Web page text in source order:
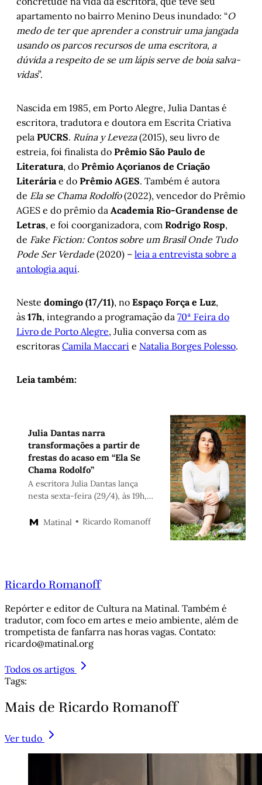
apartamento no bairro Menino Deus inundado: “O
medo de ter que aprender a construir uma jangada
usando os parcos recursos de uma escritora, a
dúvida a respeito de se um lápis serve de boia salva-
vidas”.
Nascida em 1985, em Porto Alegre, Julia Dantas é
escritora, tradutora e doutora em Escrita Criativa
pela PUCRS. Ruína y Leveza(2015), seu livro de
estreia, foi finalista do Prêmio São Paulo de
Literatura, do Prêmio Açorianos de Criação
Literáriae do Prêmio AGES. Também é autora
de Ela se Chama Rodolfo(2022), vencedor do Prêmio
AGES e do prêmio da Academia Rio-Grandense de
Letras, e foi coorganizadora, com Rodrigo Rosp,
de Fake Fiction: Contos sobre um Brasil Onde Tudo
Pode Ser Verdade(2020) – leia a entrevista sobre a
antologia aqui.
Neste domingo (17/11), no Espaço Força e Luz,
às 17h, integrando a programação da 70ª Feira do
Livro de Porto Alegre, Julia conversa com as
escritoras Camila Maccari e Natalia Borges Polesso.
Leia também:
Julia Dantas narra
transformações a partir de
frestas do acaso em “Ela Se
Chama Rodolfo”
A escritora Julia Dantas lança
nesta sexta-feira (29/4), às 19h,
romance Ela Se Chama
percorre Porto Alegre de norte a
Matinal Ricardo Romanoff
Ricardo Romanoff
Repórter e editor de Cultura na Matinal. Também é
tradutor, com foco em artes e meio ambiente, além de
trompetista de fanfarra nas horas vagas. Contato:
ricardo@matinal.org
Todos os artigos
Tags:
Mais de Ricardo Romanoff
Ver tudo